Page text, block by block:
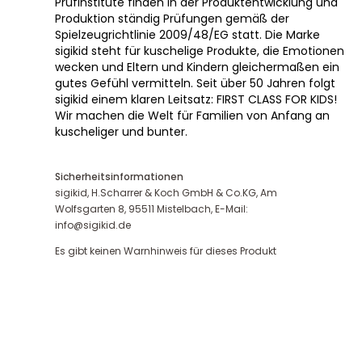
Produktion ständig Prüfungen gemäß der
Spielzeugrichtlinie 2009/48/EG statt. Die Marke
sigikid steht für kuschelige Produkte, die Emotionen
wecken und Eltern und Kindern gleichermaßen ein
gutes Gefühl vermitteln. Seit über 50 Jahren folgt
sigikid einem klaren Leitsatz: FIRST CLASS FOR KIDS!
Wir machen die Welt für Familien von Anfang an
kuscheliger und bunter.
Sicherheitsinformationen
sigikid, H.Scharrer & Koch GmbH & Co.KG, Am
Wolfsgarten 8, 95511 Mistelbach, E-Mail:
info@sigikid.de
Es gibt keinen Warnhinweis für dieses Produkt